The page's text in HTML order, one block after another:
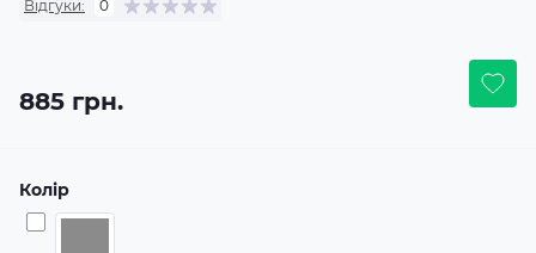
Відгуки: 0
885 грн.
Колір